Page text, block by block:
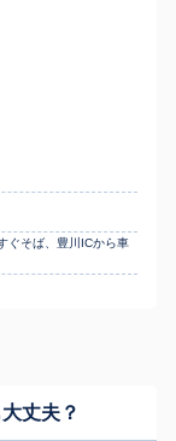
ぐそば、豊川ICから車
大丈夫？